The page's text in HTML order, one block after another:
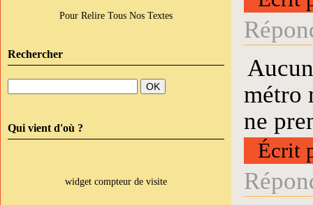
Pour Relire Tous Nos Textes
Rechercher
Qui vient d'où ?
widget compteur de visite
métro
ne
Écrit